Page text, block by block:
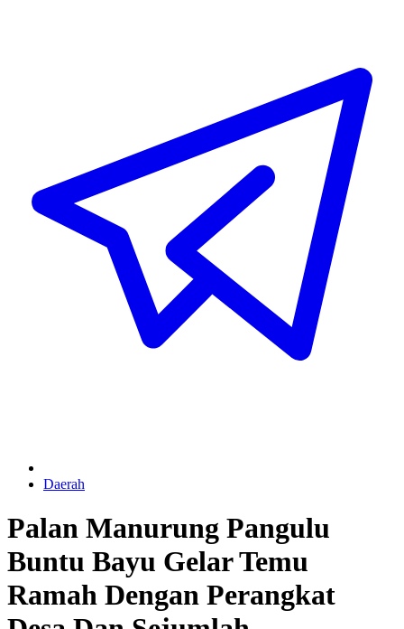
Daerah
Palan Manurung Pangulu
Buntu Bayu Gelar Temu
Ramah Dengan Perangkat